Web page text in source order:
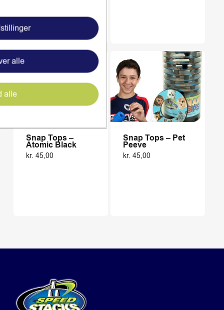
Snap Tops –
Atomic Black
kr. 45,00
Snap Tops – Pet
Peeve
kr. 45,00
alle
alle